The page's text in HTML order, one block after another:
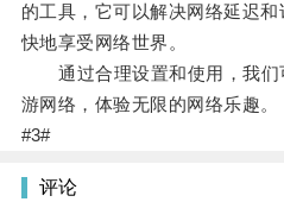
的工具，它可以解决网络延迟
快地享受网络世界。
通过合理设置和使用，我们
游网络，体验无限的网络乐趣。
#3#
评论